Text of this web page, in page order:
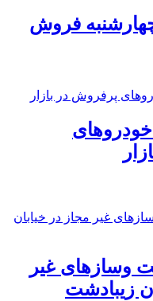
فروش
وسازهای غیر
زیبادشت